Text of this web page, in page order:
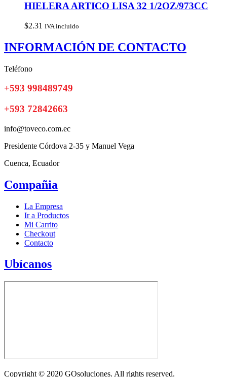
HIELERA ARTICO LISA 32 1/2OZ/973CC
$2.31 IVA incluido
INFORMACIÓN DE CONTACTO
Teléfono
+593 998489749
+593 72842663
info@toveco.com.ec
Presidente Córdova 2-35 y Manuel Vega
Cuenca, Ecuador
Compañia
La Empresa
Ir a Productos
Mi Carrito
Checkout
Contacto
Ubícanos
Copyright © 2020 GOsoluciones. All rights reserved.